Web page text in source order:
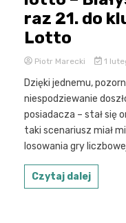
raz 21. do
Lotto
Piotr Marecki 1
Dzięki jednemu,
niespodziewanie
posiadacza – stał się
taki scenariusz miał
losowania gry
Czytaj dalej